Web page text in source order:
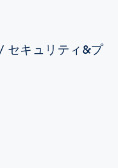
セキュリティ&プ